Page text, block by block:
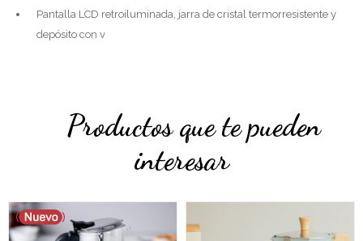
Pantalla LCD retroiluminada, jarra de cristal termorresistente y
depósito con v
Productos que te pueden
interesar